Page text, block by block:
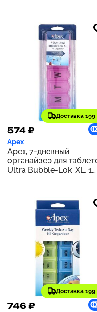
Доставка 199
574 ₽
Apex
Apex, 7-дневный
органайзер для
Ultra Bubble-Lok, XL, 1
Доставка 199
746 ₽